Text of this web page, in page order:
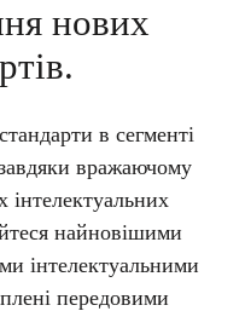
нових
в сегменті
вражаючому
інтелектуальних
найновішими
інтелектуальними
передовими